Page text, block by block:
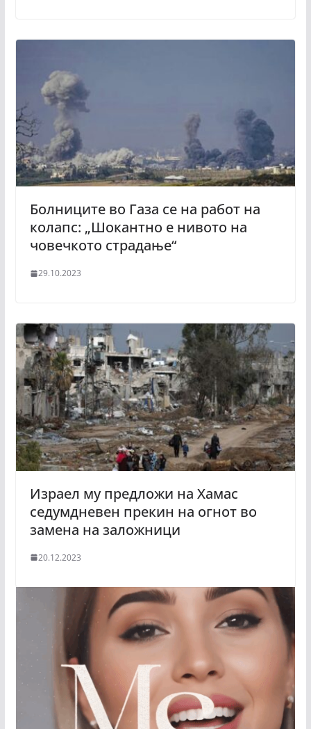
Болниците во Газа се на работ на
колапс: „Шокантно е нивото на
човечкото страдање“
29.10.2023
Израел му предложи на Хамас
седумдневен прекин на огнот во
замена на заложници
20.12.2023